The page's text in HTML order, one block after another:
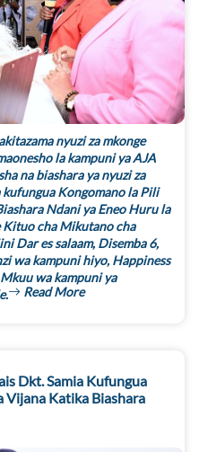
nyuzi za mkonge
la kampuni ya AJA
na biashara ya nyuzi za
kufungua Kongomano la Pili
Ndani ya Eneo Huru la
Kituo cha Mikutano cha
Dar es salaam, Disemba 6,
wa kampuni hiyo, Happiness
wa kampuni ya
Read More
Dkt. Samia Kufungua
Vijana Katika Biashara